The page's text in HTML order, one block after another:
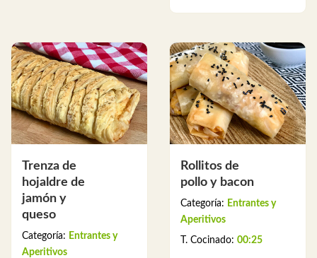
Trenza de
hojaldre de
jamón y
queso
Categoría: Entrantes y
Aperitivos
Rollitos de
pollo y bacon
Categoría: Entrantes y
Aperitivos
T. Cocinado: 00:25